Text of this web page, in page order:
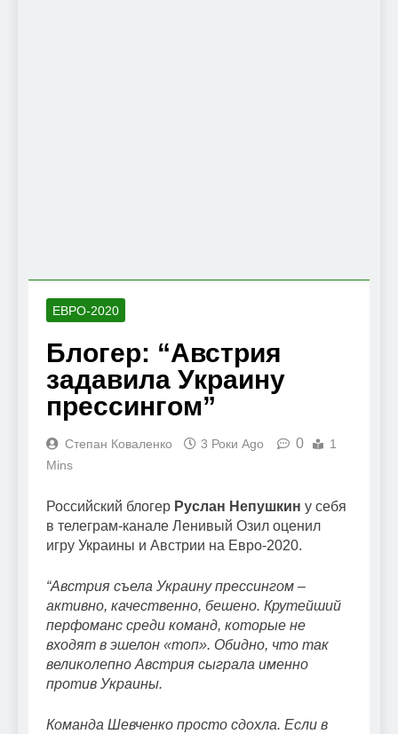
ЕВРО-2020
Блогер: “Австрия
задавила Украину
прессингом”
Степан Коваленко 3 Роки Ago 0
1
Mins
Российский блогер Руслан Непушкин у себя
в телеграм-канале Ленивый Озил оценил
игру Украины и Австрии на Евро-2020.
“Австрия съела Украину прессингом –
активно, качественно, бешено. Крутейший
перфоманс среди команд, которые не
входят в эшелон «топ». Обидно, что так
великолепно Австрия сыграла именно
против Украины.
Команда Шевченко просто сдохла. Если в